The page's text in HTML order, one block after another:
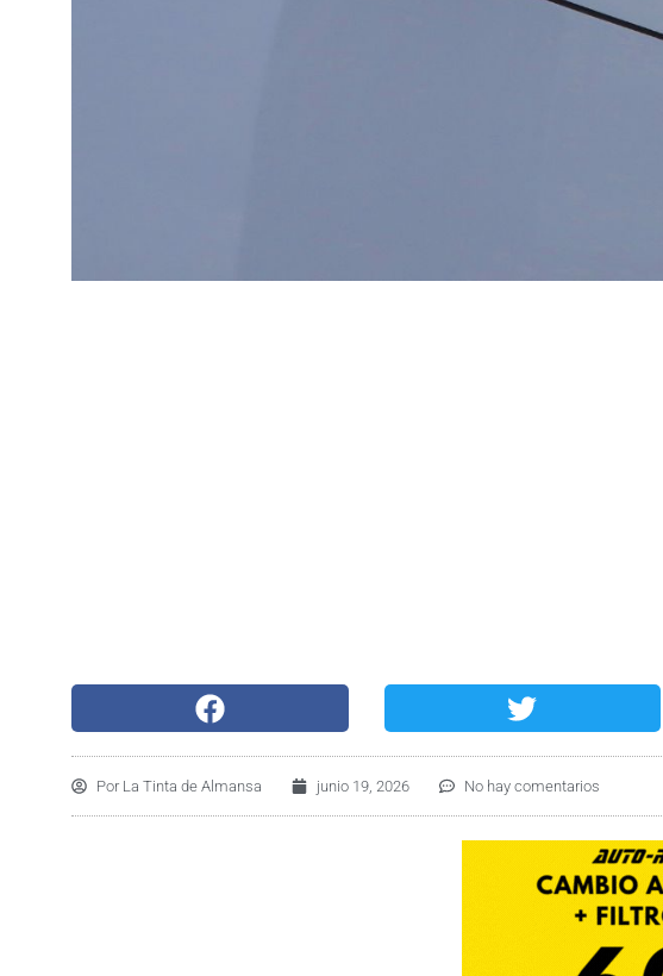
Por La Tinta de Almansa junio 19, 2026 No hay comentarios